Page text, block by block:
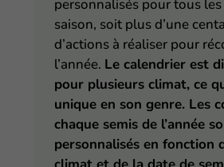
personnalisés pour tous
saison, soit plus d’une
d’actions à réaliser pour
l’année. Le calendrier est
pour plusieurs climat, ce
unique en son genre. Les
chaque semis de l’année
personnalisés en fonction